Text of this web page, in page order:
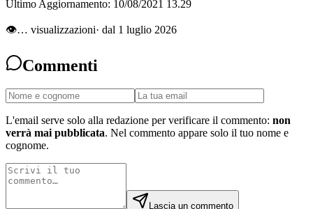
Ultimo Aggiornamento: 10/08/2021 13.29
👁… visualizzazioni· dal 1 luglio 2026
Commenti
L'email serve solo alla redazione per verificare il commento: non
verrà mai pubblicata. Nel commento appare solo il tuo nome e
cognome.
Lascia un commento